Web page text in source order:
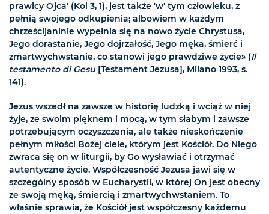
prawicy Ojca' (Kol 3, 1), jest także 'w' tym człowieku, z
pełnią swojego odkupienia; albowiem w każdym
chrześcijaninie wypełnia się na nowo życie Chrystusa,
Jego dorastanie, Jego dojrzałość, Jego męka, śmierć i
zmartwychwstanie, co stanowi jego prawdziwe życie» (Il
testamento di Gesu[Testament Jezusa], Milano 1993, s.
141).
Jezus wszedł na zawsze w historię ludzką i wciąż w niej
żyje, ze swoim pięknem i mocą, w tym słabym i zawsze
potrzebującym oczyszczenia, ale także nieskończenie
pełnym miłości Bożej ciele, którym jest Kościół. Do Niego
zwraca się on w liturgii, by Go wysławiać i otrzymać
autentyczne życie. Współczesność Jezusa jawi się w
szczególny sposób w Eucharystii, w której On jest obecny
ze swoją męką, śmiercią i zmartwychwstaniem. To
właśnie sprawia, że Kościół jest współczesny każdemu